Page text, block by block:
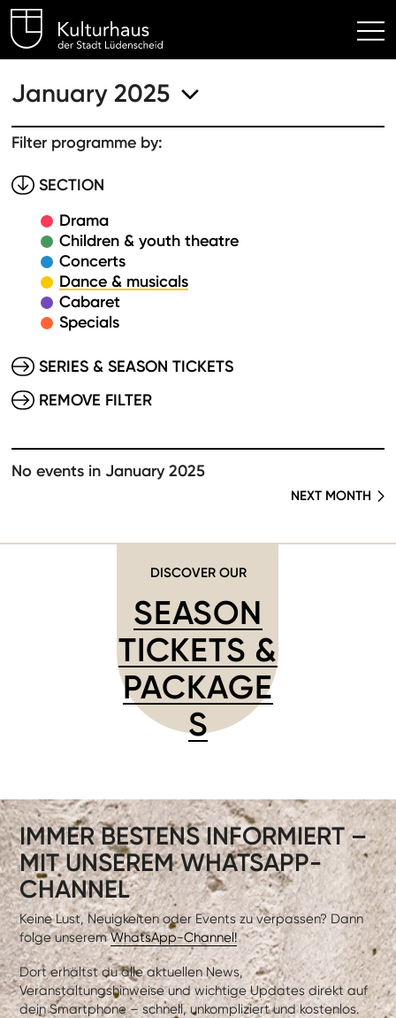
Kulturhaus Lüdenscheid
January 2025
Filter programme by:
SECTION
Drama
Children & youth theatre
Concerts
Dance & musicals
Cabaret
Specials
SERIES & SEASON TICKETS
REMOVE FILTER
No events in January 2025
NEXT MONTH
DISCOVER OUR
SEASON
TICKETS &
PACKAGE
S
IMMER BESTENS INFORMIERT –
MIT UNSEREM WHATSAPP-
CHANNEL
Keine Lust, Neuigkeiten oder Events zu verpassen? Dann
folge unseremWhatsApp-Channel!
Dort erhältst du alle aktuellen News,
Veranstaltungshinweise und wichtige Updates direkt auf
dein Smartphone – schnell, unkompliziert und kostenlos.